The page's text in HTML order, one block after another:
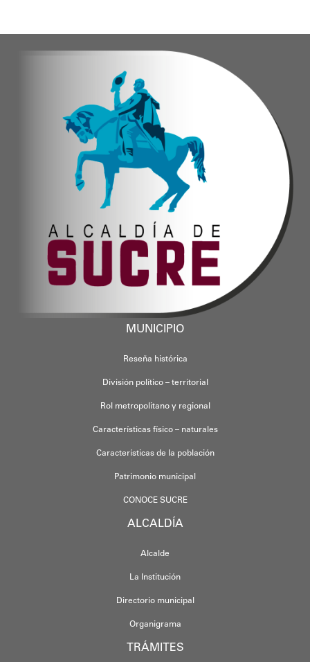
MUNICIPIO
Reseña histórica
División político – territorial
Rol metropolitano y regional
Características físico – naturales
Características de la población
Patrimonio municipal
CONOCE SUCRE
ALCALDÍA
Alcalde
La Institución
Directorio municipal
Organigrama
TRÁMITES